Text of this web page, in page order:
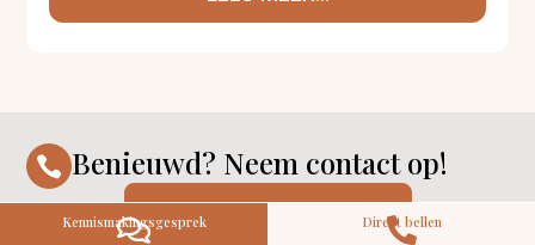
 Benieuwd? Neem contact op!
CONTACT OPNEMEN
Contact opnemen

Kennismakingsgesprek 
Direct bellen